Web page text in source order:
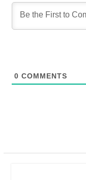
0 COMMENTS